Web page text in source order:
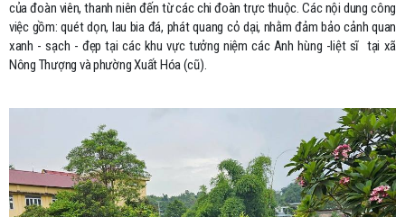
của đoàn viên, thanh niên đến từ các chi đoàn trực thuộc. Các nội dung công
việc gồm: quét dọn, lau bia đá, phát quang cỏ dại, nhằm đảm bảo cảnh quan
xanh - sạch - đẹp tại các khu vực tưởng niệm các Anh hùng -liệt sĩ tại xã
Nông Thượng và phường Xuất Hóa (cũ).